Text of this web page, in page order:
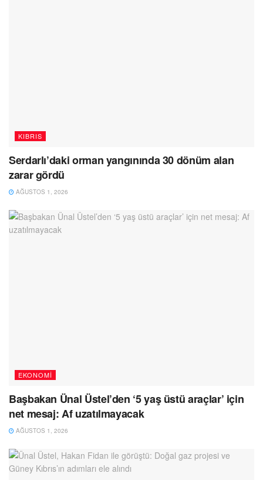
KIBRIS
Serdarlı’daki orman yangınında 30 dönüm alan
zarar gördü
AĞUSTOS 1, 2026
EKONOMI
Başbakan Ünal Üstel’den ‘5 yaş üstü araçlar’ için
net mesaj: Af uzatılmayacak
AĞUSTOS 1, 2026